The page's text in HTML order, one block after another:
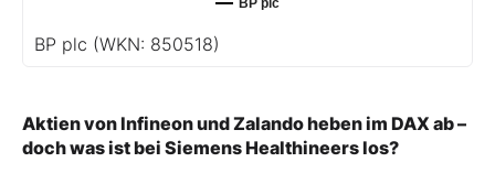
BP plc (WKN: 850518)
Aktien von Infineon und Zalando heben im DAX ab –
doch was ist bei Siemens Healthineers los?